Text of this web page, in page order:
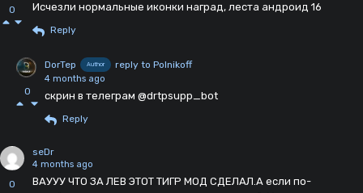
0 Исчезли нормальные иконки наград, леста андроид 16
Reply
0
DorTep Author reply to Polnikoff
4 months ago
скрин в телеграм @drtpsupp_bot
Reply
0
seDr
4 months ago
ВАУУУ ЧТО ЗА ЛЕВ ЭТОТ ТИГР МОД СДЕЛАЛ.А если по-